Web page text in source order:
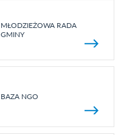
MŁODZIEŻOWA RADA
GMINY
BAZA NGO